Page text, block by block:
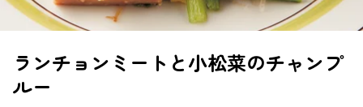
ランチョンミートと小松菜のチャンプ
ルー